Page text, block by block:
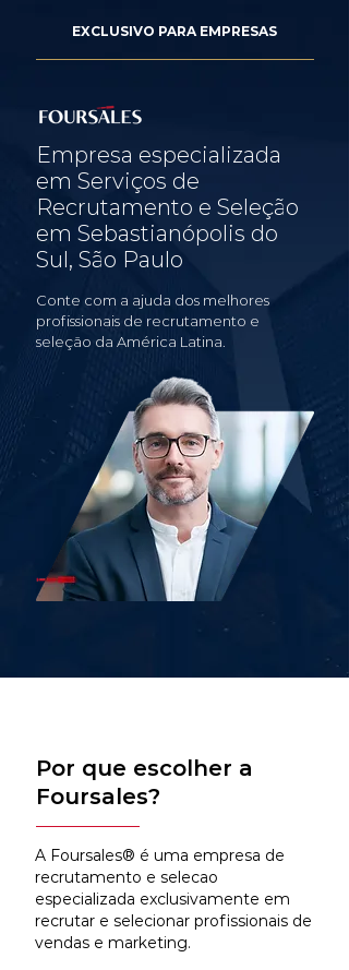
EXCLUSIVO PARA EMPRESAS
Empresa especializada
em Serviços de
Recrutamento e Seleção
em Sebastianópolis do
Sul, São Paulo
Conte com a ajuda dos melhores
profissionais de recrutamento e
seleção da América Latina.
Por que escolher a
Foursales?
A Foursales® é uma empresa de
recrutamento e selecao
especializada exclusivamente em
recrutar e selecionar profissionais de
vendas e marketing.